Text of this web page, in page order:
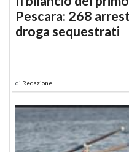
Pescara: 268
droga sequestrati
di Redazione